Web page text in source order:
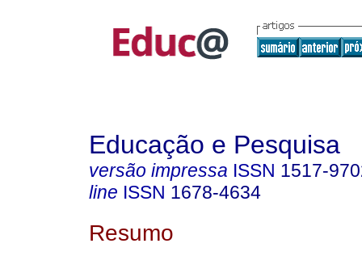
Educação e Pesquisa
versão impressa ISSN 1517-
line ISSN 1678-4634
Resumo